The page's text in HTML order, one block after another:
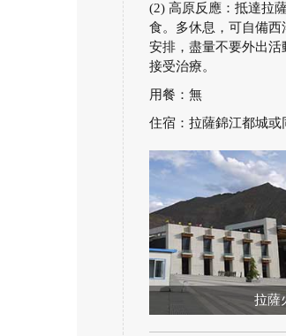
(2) 高原反應：抵達拉
食。多休息，可自備
安排，盡量不要外出
接受治療。
用餐：無
住宿：拉薩錦江都城或
拉薩